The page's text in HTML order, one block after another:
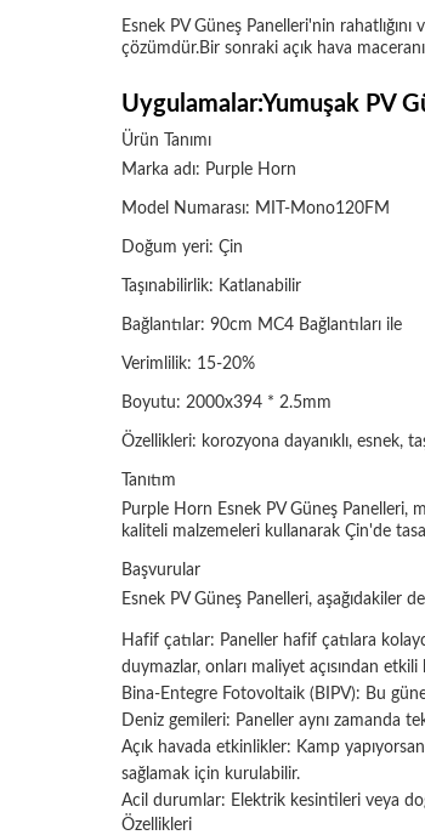
Esnek PV Güneş Panelleri'nin
çözümdür.Bir sonraki açık hava
Uygulamalar:Yumuşak PV
Ürün Tanımı
Marka adı: Purple Horn
Model Numarası: MIT-Mono120FM
Doğum yeri: Çin
Taşınabilirlik: Katlanabilir
Bağlantılar: 90cm MC4 Bağlantıları ile
Verimlilik: 15-20%
Boyutu: 2000x394 * 2.5mm
Özellikleri: korozyona dayanıklı, esnek,
Tanıtım
Purple Horn Esnek PV Güneş
kaliteli malzemeleri kullanarak Çin'de
Başvurular
Esnek PV Güneş Panelleri, aşağıdakiler
Hafif çatılar: Paneller hafif çatılara
duymazlar, onları maliyet açısından
Bina-Entegre Fotovoltaik (BIPV): Bu
Deniz gemileri: Paneller aynı zamanda
Açık havada etkinlikler: Kamp
sağlamak için kurulabilir.
Acil durumlar: Elektrik kesintileri veya
Özellikleri